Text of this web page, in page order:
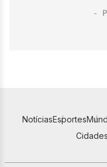
NotíciasEsportes
Cidades